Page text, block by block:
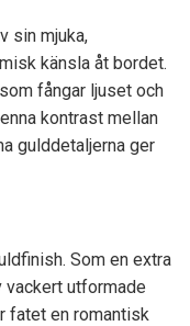
sin mjuka,
känsla åt bordet.
fångar ljuset och
kontrast mellan
gulddetaljerna ger
Som en extra
utformade
fatet en romantisk